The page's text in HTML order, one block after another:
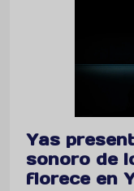
Yas
sonoro de
florece en